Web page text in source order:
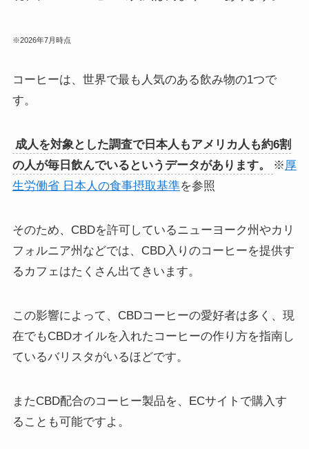
※2026年7月時点
コーヒーは、世界で最も人気のある飲み物の1つで
す。
成人を対象とした調査で日本人もアメリカ人も約6割
の人が毎日飲んでいるというデータがあります。
※厚
生労働省 日本人の食事摂取基準を参照
そのため、CBDを許可しているニューヨーク州やカリ
フォルニア州などでは、CBD入りのコーヒーを提供す
るカフェはたくさん出てきいます。
この影響によって、CBDコーヒーの愛好者は多く、現
在でもCBDオイルを入れたコーヒーの作り方を指南し
ているバリスタがいるほどです。
またCBD配合のコーヒー製品を、ECサイトで購入す
ることも可能ですよ。